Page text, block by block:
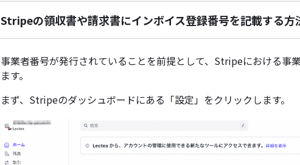
Stripeの領収書や請求書にインボイス登録番号を記載する方
事業者番号が発行されていることを前提として、Stripeにおける事
ます。
まず、Stripeのダッシュボードにある「設定」をクリックします。